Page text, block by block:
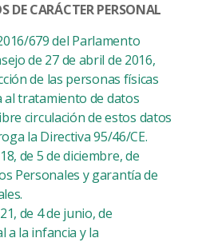
DE CARÁCTER PERSONAL
679 del Parlamento
de 27 de abril de 2016,
de las personas físicas
al tratamiento de datos
circulación de estos datos
la Directiva 95/46/CE.
de 5 de diciembre, de
Personales y garantía de
de 4 de junio, de
a la infancia y la